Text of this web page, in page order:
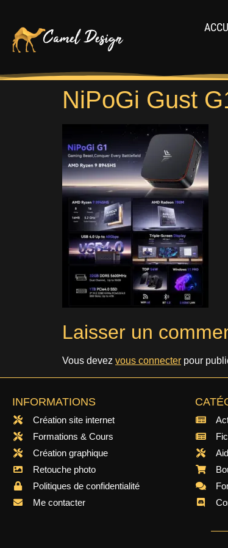
NiPoGi Gust
Laisser un
Vous devez vous connecter pour
INFORMATIONS
Création site internet
Formations & Cours
Création graphique
Retouche photo
Politiques de confidentialité
Me contacter